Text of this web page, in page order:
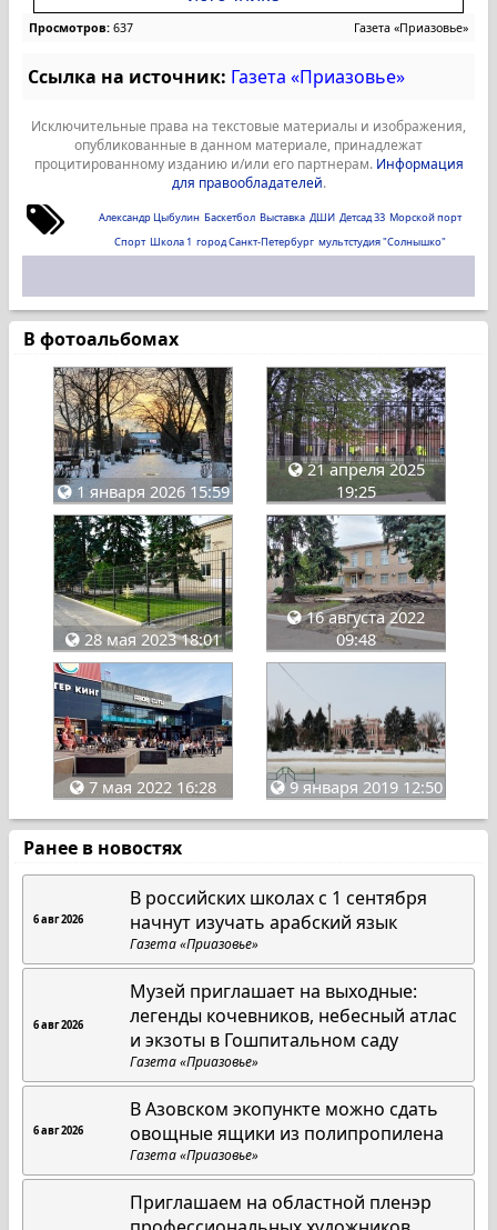
Просмотров: 637 Газета «Приазовье»
Ссылка на источник: Газета «Приазовье»
Исключительные права на текстовые материалы и изображения,
опубликованные в данном материале, принадлежат
процитированному изданию и/или его партнерам. Информация
для правообладателей.
Александр Цыбулин Баскетбол Выставка ДШИ Детсад 33 Морской порт
Спорт Школа 1 город Санкт-Петербург мультстудия "Солнышко"
В фотоальбомах
1 января 2026 15:59
21 апреля 2025
19:25
28 мая 2023 18:01
16 августа 2022
09:48
7 мая 2022 16:28 9 января 2019 12:50
Ранее в новостях
6 авг 2026
В российских школах с 1 сентября
начнут изучать арабский язык
Газета «Приазовье»
6 авг 2026
Музей приглашает на выходные:
легенды кочевников, небесный атлас
и экзоты в Гошпитальном саду
Газета «Приазовье»
6 авг 2026
В Азовском экопункте можно сдать
овощные ящики из полипропилена
Газета «Приазовье»
Приглашаем на областной пленэр